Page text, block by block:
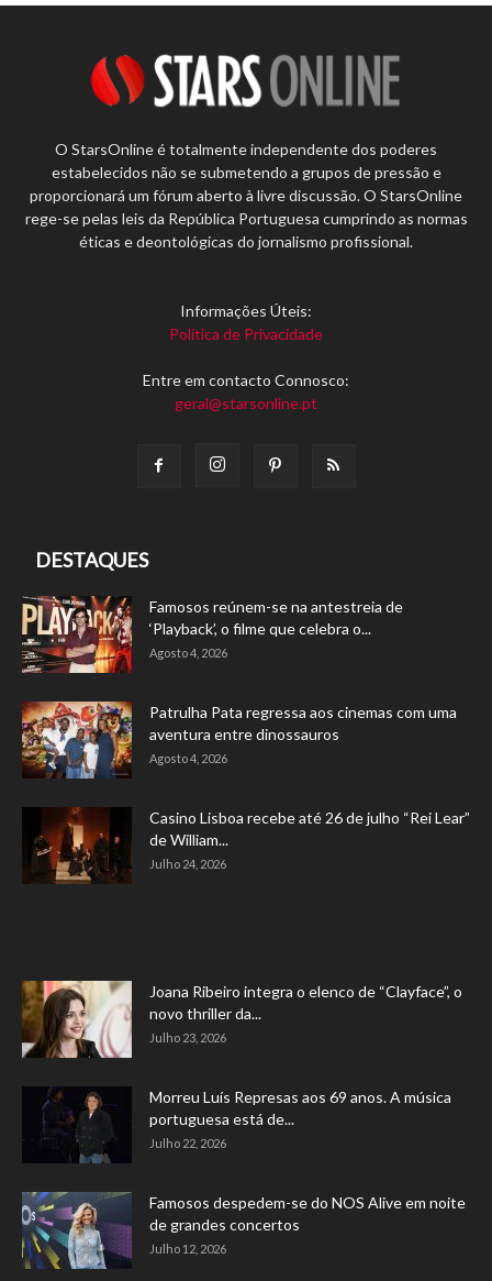
O StarsOnline é totalmente independente dos poderes
estabelecidos não se submetendo a grupos de pressão e
proporcionará um fórum aberto à livre discussão. O StarsOnline
rege-se pelas leis da República Portuguesa cumprindo as normas
éticas e deontológicas do jornalismo profissional.
Informações Úteis:
Política de Privacidade
Entre em contacto Connosco:
geral@starsonline.pt
DESTAQUES
Famosos reúnem-se na antestreia de
‘Playback’, o filme que celebra o...
Agosto 4, 2026
Patrulha Pata regressa aos cinemas com uma
aventura entre dinossauros
Agosto 4, 2026
Casino Lisboa recebe até 26 de julho “Rei Lear”
de William...
Julho 24, 2026
Joana Ribeiro integra o elenco de “Clayface”, o
novo thriller da...
Julho 23, 2026
Morreu Luís Represas aos 69 anos. A música
portuguesa está de...
Julho 22, 2026
Famosos despedem-se do NOS Alive em noite
de grandes concertos
Julho 12, 2026